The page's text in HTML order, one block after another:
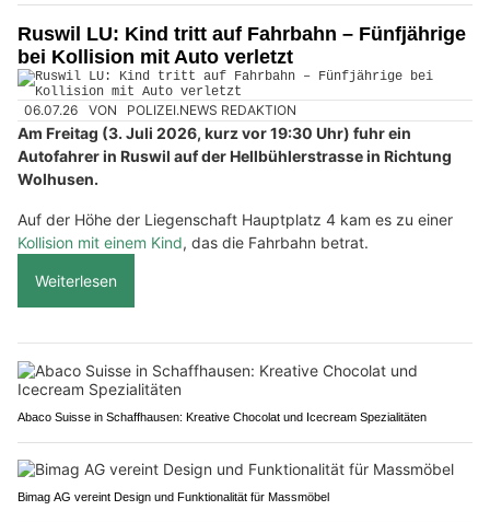
Ruswil LU: Kind tritt auf Fahrbahn – Fünfjährige
bei Kollision mit Auto verletzt
06.07.26 VON POLIZEI.NEWS REDAKTION
Am Freitag (3. Juli 2026, kurz vor 19:30 Uhr) fuhr ein
Autofahrer in Ruswil auf der Hellbühlerstrasse in Richtung
Wolhusen.
Auf der Höhe der Liegenschaft Hauptplatz 4 kam es zu einer
Kollision mit einem Kind, das die Fahrbahn betrat.
Weiterlesen
Abaco Suisse in Schaffhausen: Kreative Chocolat und Icecream Spezialitäten
Bimag AG vereint Design und Funktionalität für Massmöbel